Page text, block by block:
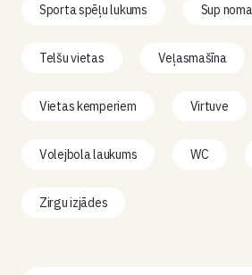
Sporta spēļu lukums Sup noma
Telšu vietas Veļasmašīna
Vietas kemperiem Virtuve
Volejbola laukums WC
Zirgu izjādes